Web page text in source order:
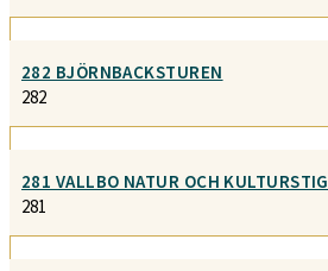
282 BJÖRNBACKSTUREN
282
281 VALLBO NATUR OCH KULTURSTIG
281